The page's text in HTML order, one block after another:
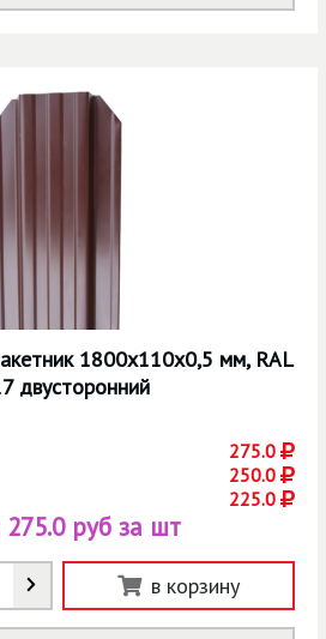
1800х110х0,5 мм, RAL
двусторонний
275.0
250.0
225.0
275.0 руб за шт
в корзину